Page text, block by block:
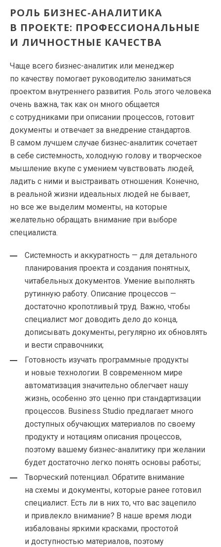
РОЛЬ БИЗНЕС-АНАЛИТИКА
В ПРОЕКТЕ: ПРОФЕССИОНАЛЬНЫЕ
И ЛИЧНОСТНЫЕ КАЧЕСТВА
Чаще всего бизнес-аналитик или менеджер
по качеству помогает руководителю заниматься
проектом внутреннего развития. Роль этого человека
очень важна, так как он много общается
с сотрудниками при описании процессов, готовит
документы и отвечает за внедрение стандартов.
В самом лучшем случае бизнес-аналитик сочетает
в себе системность, холодную голову и творческое
мышление вкупе с умением чувствовать людей,
ладить с ними и выстраивать отношения. Конечно,
в реальной жизни идеальных людей не бывает,
но все же выделим моменты, на которые
желательно обращать внимание при выборе
специалиста.
Системность и аккуратность — для детального
планирования проекта и создания понятных,
читабельных документов. Умение выполнять
рутинную работу. Описание процессов —
достаточно кропотливый труд. Важно, чтобы
специалист мог доводить дело до конца,
дописывать документы, регулярно их обновлять
и вести справочники;
Готовность изучать программные продукты
и новые технологии. В современном мире
автоматизация значительно облегчает нашу
жизнь, особенно это ценно при стандартизации
процессов. Business Studio предлагает много
доступных обучающих материалов по своему
продукту и нотациям описания процессов,
поэтому вашему бизнес-аналитику при желании
будет достаточно легко понять основы работы;
Творческий потенциал. Обратите внимание
на схемы и документы, которые ранее готовил
специалист. Есть ли в них то, что вас зацепило
и привлекло внимание? В наше время люди
избалованы яркими красками, простотой
и доступностью материалов, поэтому